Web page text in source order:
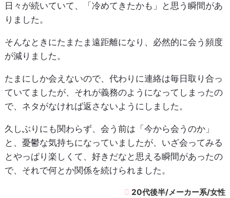
日々が続いていて、「冷めてきたかも」と思う瞬間があ
りました。
そんなときにたまたま遠距離になり、必然的に会う頻度
が減りました。
たまにしか会えないので、代わりに連絡は毎日取り合っ
ていてましたが、それが義務のようになってしまったの
で、ネタがなければ返さないようにしました。
久しぶりにも関わらず、会う前は「今から会うのか」
と、憂鬱な気持ちになっていましたが、いざ会ってみる
とやっぱり楽しくて、好きだなと思える瞬間があったの
で、それで何とか関係を続けられました。
20代後半/メーカー系/女性